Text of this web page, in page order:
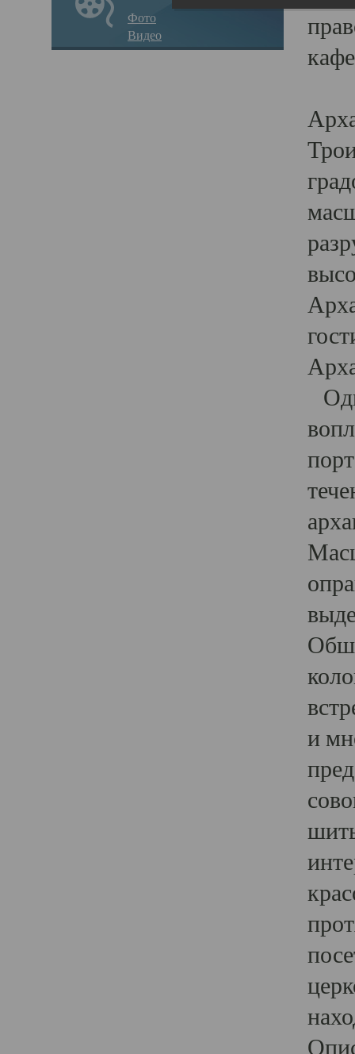
Фото
Видео
и